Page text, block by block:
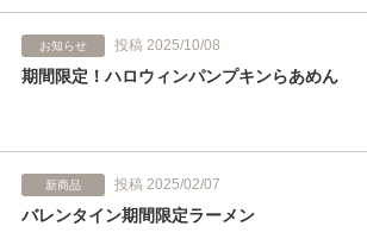
お知らせ 投稿 2025/10/08
期間限定！ハロウィンパンプキンらあめん
新商品 投稿 2025/02/07
バレンタイン期間限定ラーメン